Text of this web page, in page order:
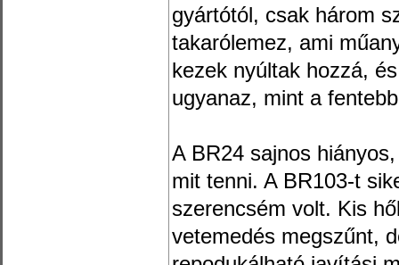
gyártótól, csak három
takarólemez, ami
kezek nyúltak hozzá,
ugyanaz, mint a
A BR24 sajnos
mit tenni. A BR103-t
szerencsém volt. Kis
vetemedés megszűnt,